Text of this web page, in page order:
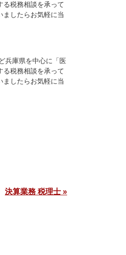
る税務相談を承って
ましたらお気軽に当
兵庫県を中心に「医
る税務相談を承って
ましたらお気軽に当
決算業務 税理士 »